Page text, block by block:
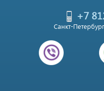
+7
Санкт-